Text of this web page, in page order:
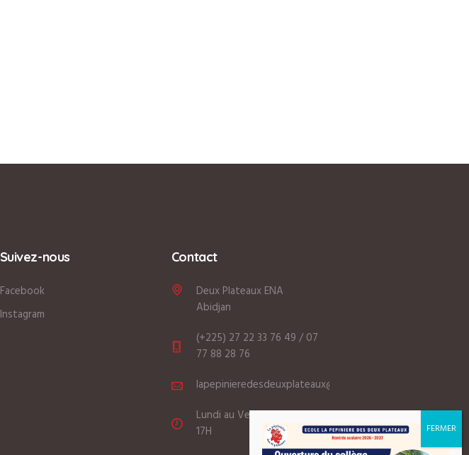
Suivez-nous
Facebook
Instagram
Contact
Deux Plateaux ENA
Abidjan
(+225) 27 22 33 76 49 / 07
77 88 28 76
lapepinieredesdeuxplateaux@gmail.com
Lundi au Vendredi: 8:00 -
17H